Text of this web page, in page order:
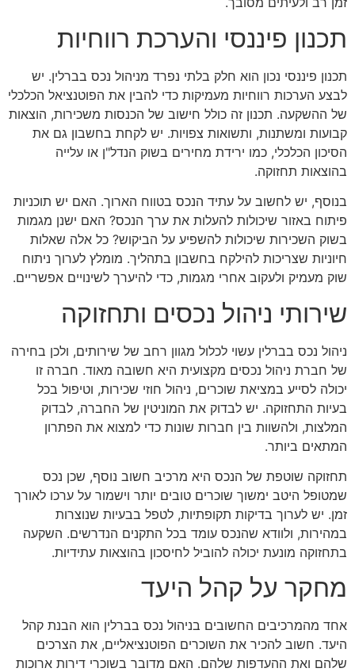
תכנון פיננסי והערכת רווחיות
תכנון פיננסי נכון הוא חלק בלתי נפרד מניהול נכס בברלין. יש
לבצע הערכות רווחיות מעמיקות כדי להבין את הפוטנציאל הכלכלי
של ההשקעה. תכנון זה כולל חישוב של הכנסות משכירות, הוצאות
קבועות ומשתנות, ותשואות צפויות. יש לקחת בחשבון גם את
הסיכון הכלכלי, כמו ירידת מחירים בשוק הנדל"ן או עלייה
בהוצאות תחזוקה.
בנוסף, יש לחשוב על עתיד הנכס בטווח הארוך. האם יש תוכניות
פיתוח באזור שיכולות להעלות את ערך הנכס? האם ישנן מגמות
בשוק השכירות שיכולות להשפיע על הביקוש? כל אלה שאלות
חיוניות שצריכות להילקח בחשבון בתהליך. מומלץ לערוך ניתוח
שוק מעמיק ולעקוב אחרי מגמות, כדי להיערך לשינויים אפשריים.
שירותי ניהול נכסים ותחזוקה
ניהול נכס בברלין עשוי לכלול מגוון רחב של שירותים, ולכן בחירה
של חברת ניהול נכסים מקצועית היא חשובה מאוד. חברה זו
יכולה לסייע במציאת שוכרים, ניהול חוזי שכירות, וטיפול בכל
בעיות התחזוקה. יש לבדוק את המוניטין של החברה, לבדוק
המלצות, ולהשוות בין חברות שונות כדי למצוא את הפתרון
המתאים ביותר.
תחזוקה שוטפת של הנכס היא מרכיב חשוב נוסף, שכן נכס
שמטופל היטב ימשוך שוכרים טובים יותר וישמור על ערכו לאורך
זמן. יש לערוך בדיקות תקופתיות, לטפל בבעיות שנוצרות
במהירות, ולוודא שהנכס עומד בכל התקנים הנדרשים. השקעה
בתחזוקה מונעת יכולה להוביל לחיסכון בהוצאות עתידיות.
מחקר על קהל היעד
אחד מהמרכיבים החשובים בניהול נכס בברלין הוא הבנת קהל
היעד. חשוב להכיר את השוכרים הפוטנציאליים, את הצרכים
שלהם ואת ההעדפות שלהם. האם מדובר בשוכרי דירות ארוכות